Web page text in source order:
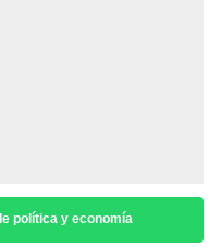
política y economía